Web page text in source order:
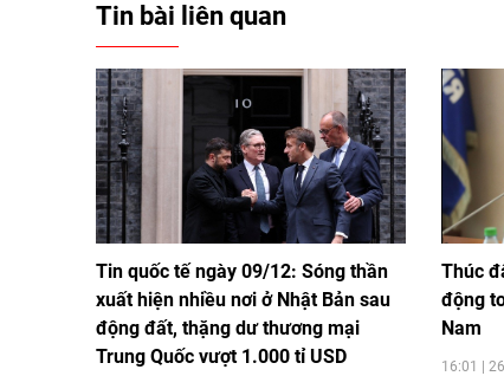
Tin bài liên quan
Tin quốc tế ngày 09/12: Sóng thần
xuất hiện nhiều nơi ở Nhật Bản sau
động đất, thặng dư thương mại
Trung Quốc vượt 1.000 tỉ USD
Thúc
động
Nam
16:01 |